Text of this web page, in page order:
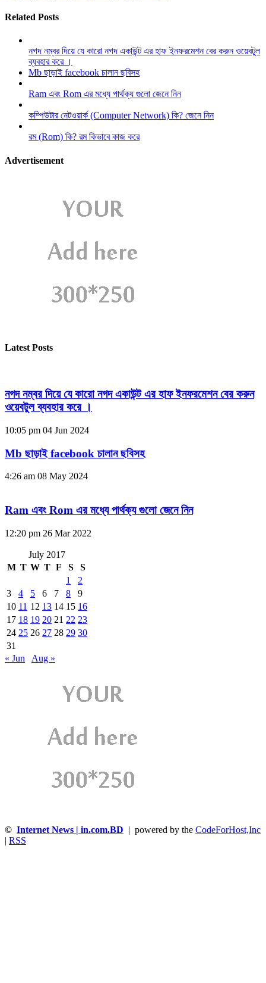
Related Posts
নগদ নম্বর দিয়ে যে কারো নগদ একাউন্ট এর হাফ ইনফরমেশন বের করুন ওয়েবটুল
ব্যবহার করে ।
Mb ছাড়াই facebook চালান ছবিসহ
Ram এবং Rom এর মধ্যে পার্থক্য গুলো জেনে নিন
কম্পিউটার নেটওয়ার্ক (Computer Network) কি? জেনে নিন
রম (Rom) কি? রম কিভাবে কাজ করে
Advertisement
Latest Posts
নগদ নম্বর দিয়ে যে কারো নগদ একাউন্ট এর হাফ ইনফরমেশন বের করুন
ওয়েবটুল ব্যবহার করে ।
10:05 pm 04 Jun 2024
Mb ছাড়াই facebook চালান ছবিসহ
4:26 am 08 May 2024
Ram এবং Rom এর মধ্যে পার্থক্য গুলো জেনে নিন
12:20 pm 26 Mar 2022
July 2017
M T W T F S
S
1
2
3
4 5 6 7 8
9
10 11 12 13 14 15 16
17 18 19 20 21 22 23
24 25 26 27 28 29 30
31
« Jun
Aug »
© Internet News | in.com.BD | powered by the CodeForHost,Inc
| RSS